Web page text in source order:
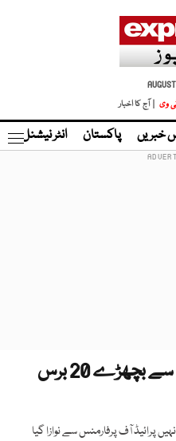
ٹی وی | آج کا اخبار
خبریں پاکستان انٹر نیشنل
عزیز میاں قوال کو مداحوں سے بچھڑے 20 برس